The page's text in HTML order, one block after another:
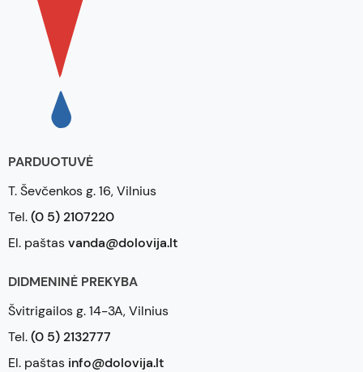
PARDUOTUVĖ
T. Ševčenkos g. 16, Vilnius
Tel.(0 5) 2107220
El. paštasvanda@dolovija.lt
DIDMENINĖ PREKYBA
Švitrigailos g. 14-3A, Vilnius
Tel.(0 5) 2132777
El. paštas info@dolovija.lt